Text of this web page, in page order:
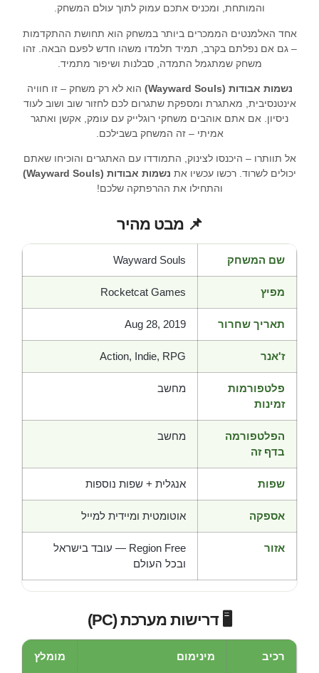
והמותחת, ומכניס אתכם עמוק לתוך עולם המשחק.
אחד האלמנטים הממכרים ביותר במשחק הוא תחושת ההתקדמות
– גם אם נפלתם בקרב, תמיד תלמדו משהו חדש לפעם הבאה. זהו
משחק שמתגמל התמדה, סבלנות ושיפור מתמיד.
נשמות אבודות (Wayward Souls)
הוא לא רק משחק – זו חוויה
אינטנסיבית, מאתגרת ומספקת שתגרום לכם לחזור שוב ושוב לעוד
ניסיון. אם אתם אוהבים משחקי רוגלייק עם עומק, אקשן ואתגר
אמיתי – זה המשחק בשבילכם.
אל תוותרו – היכנסו לצינוק, התמודדו עם האתגרים והוכיחו שאתם
יכולים לשרוד. רכשו עכשיו את נשמות אבודות (Wayward Souls)
והתחילו את ההרפתקה שלכם!
📌 מבט מהיר
שם המשחק Wayward Souls
מפיץ Rocketcat Games
תאריך שחרור Aug 28, 2019
ז'אנר Action, Indie, RPG
פלטפורמות
זמינות
מחשב
הפלטפורמה
בדף זה
מחשב
שפות אנגלית + שפות נוספות
אספקה אוטומטית ומיידית למייל
אזור
Region Free — עובד בישראל
ובכל העולם
🖥️ דרישות מערכת (PC)
רכיב מינימום מומלץ